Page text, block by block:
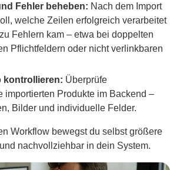
Fehler beheben: Nach dem Import
welche Zeilen erfolgreich verarbeitet
Fehlern kam – etwa bei doppelten
Pflichtfeldern oder nicht verlinkbaren
kontrollieren: Überprüfe
importierten Produkte im Backend –
Bilder und individuelle Felder.
Workflow bewegst du selbst größere
nachvollziehbar in dein System.